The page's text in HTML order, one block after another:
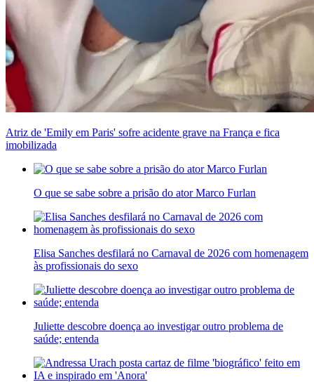
Atriz de 'Emily em Paris' sofre acidente grave na França e fica
imobilizada
O que se sabe sobre a prisão do ator Marco Furlan
Elisa Sanches desfilará no Carnaval de 2026 com homenagem
às profissionais do sexo
Juliette descobre doença ao investigar outro problema de
saúde; entenda